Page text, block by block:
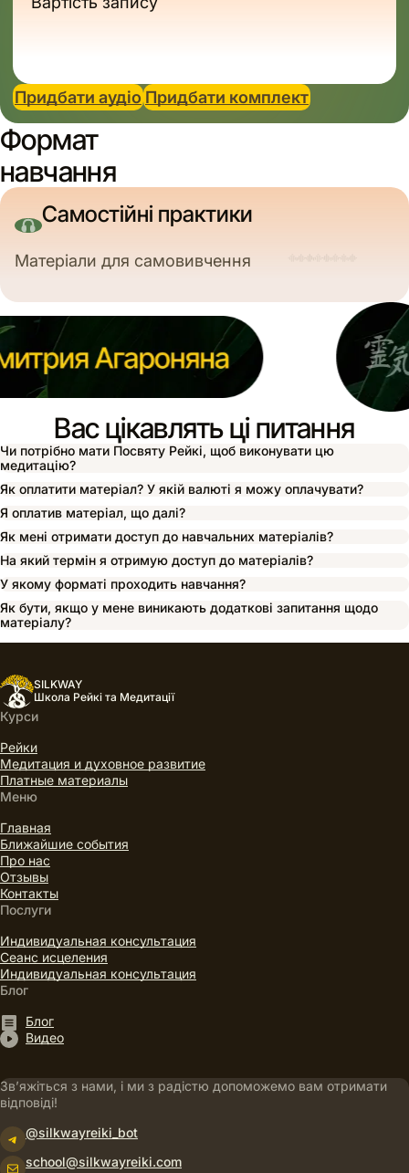
Придбати аудіо Придбати комплект
Формат
навчання
Самостійні практики
Матеріали для самовивчення
Вас цікавлять ці питання
Чи потрібно мати Посвяту Рейкі, щоб виконувати цю
медитацію?
Як оплатити матеріал? У якій валюті я можу оплачувати?
Я оплатив матеріал, що далі?
Як мені отримати доступ до навчальних матеріалів?
На який термін я отримую доступ до матеріалів?
У якому форматі проходить навчання?
Як бути, якщо у мене виникають додаткові запитання щодо
матеріалу?
SILKWAY
Школа Рейкі та Медитації
Меню
Главная
Ближайшие события
Про нас
Отзывы
Контакты
Курси
Рейки
Медитация и духовное развитие
Платные материалы
Послуги
Индивидуальная консультация
Сеанс исцеления
Индивидуальная консультация
Блог
Блог
Видео
Зв’яжіться з нами, і ми з радістю допоможемо вам отримати
відповіді!
Telegram @silkwayreiki_bot
Пошта school@silkwayreiki.com